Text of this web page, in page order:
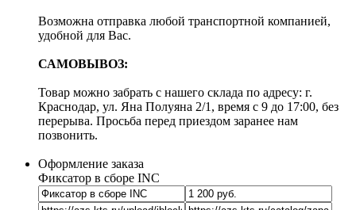
Возможна отправка любой транспортной компанией,
удобной для Вас.
САМОВЫВОЗ:
Товар можно забрать с нашего склада по адресу: г.
Краснодар, ул. Яна Полуяна 2/1, время с 9 до 17:00, без
перерыва. Просьба перед приездом заранее нам
позвонить.
Оформление заказа
Фиксатор в сборе INC